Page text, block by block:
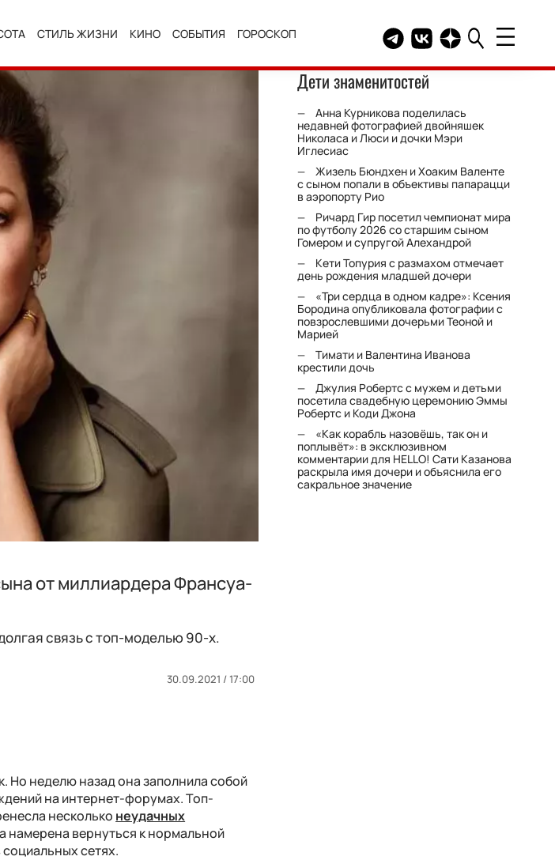
СТИЛЬ ЖИЗНИ КИНО СОБЫТИЯ ГОРОСКОП Telegram канал HELLO
Группа HELLO
Канал HELLO в
от миллиардера Франсуа-
связь с топ-моделью 90-х.
30.09.2021 / 17:00
Но неделю назад она заполнила собой
на интернет-форумах. Топ-
несколько неудачных
намерена вернуться к нормальной
сетях.
Дети знаменитостей
Анна Курникова поделилась
недавней фотографией двойняшек
Николаса и Люси и дочки Мэри
Иглесиас
Жизель Бюндхен и Хоаким Валенте
с сыном попали в объективы папарацци
в аэропорту Рио
Ричард Гир посетил чемпионат мира
по футболу 2026 со старшим сыном
Гомером и супругой Алехандрой
Кети Топурия с размахом отмечает
день рождения младшей дочери
«Три сердца в одном кадре»: Ксения
Бородина опубликовала фотографии с
повзрослевшими дочерьми Теоной и
Марией
Тимати и Валентина Иванова
крестили дочь
Джулия Робертс с мужем и детьми
посетила свадебную церемонию Эммы
Робертс и Коди Джона
«Как корабль назовёшь, так он и
поплывёт»: в эксклюзивном
комментарии для HELLO! Сати Казанова
раскрыла имя дочери и объяснила его
сакральное значение